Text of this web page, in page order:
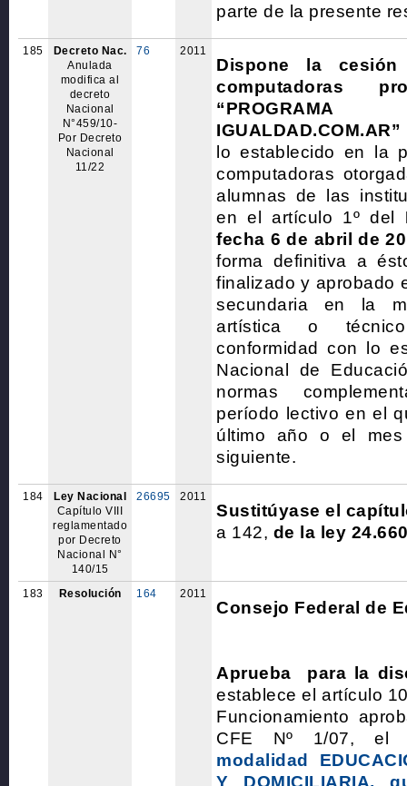
parte de la presente
185
Decreto Nac.
Anulada
modifica al
decreto
Nacional
N°459/10-
Por Decreto
Nacional
11/22
76 2011
Dispone la
computadoras
lo establecido en la
computadoras
alumnas de las
en el artículo 1º del
fecha 6 de abril de
forma definitiva a
finalizado y aprobado
secundaria en la
artística o
conformidad con lo
Nacional de
normas
período lectivo en el
último año o el
siguiente.
184
Ley Nacional
Capítulo VIII
reglamentado
por Decreto
Nacional N°
140/15
26695 2011
Sustitúyase el
a 142, de la ley
183 Resolución 164 2011
Consejo Federal de
Aprueba para la
establece el artículo
Funcionamiento
CFE Nº 1/07, el
modalidad
Y DOMICILIARIA,